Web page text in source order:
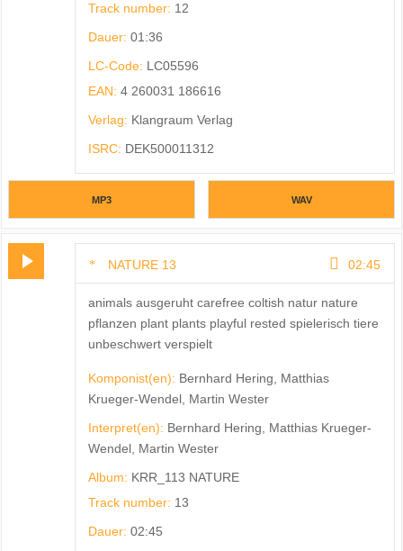
Track number: 12
Dauer: 01:36
LC-Code: LC05596
EAN: 4 260031 186616
Verlag: Klangraum Verlag
ISRC: DEK500011312
MP3 WAV
NATURE 13 02:45
animals ausgeruht carefree coltish natur nature
pflanzen plant plants playful rested spielerisch tiere
unbeschwert verspielt
Komponist(en): Bernhard Hering, Matthias
Krueger-Wendel, Martin Wester
Interpret(en): Bernhard Hering, Matthias Krueger-
Wendel, Martin Wester
Album: KRR_113 NATURE
Track number: 13
Dauer: 02:45